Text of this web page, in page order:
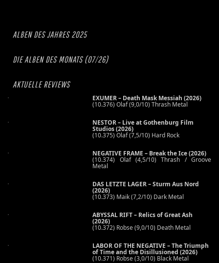
ALBEN DES JAHRES 2025
DIE ALBEN DES MONATS (07/26)
AKTUELLE REVIEWS
EXUMER – Death Mask Messiah (2026)
(10.376) Olaf (9,0/10) Thrash Metal
NESTOR – Live at Gothenburg Film
Studios (2026)
(10.375) Olaf (7,5/10) Hard Rock
NEGATIVE FRAME – Break the Ice (2026)
(10.374) Olaf (4,5/10) Thrash / Groove
Metal
DAS LETZTE LAGER – Sturm Aus Nord
(2026)
(10.373) Maik (7,2/10) Dark Metal
ABYSSAL RIFT – Relics of Great Ash
(2026)
(10.372) Robse (9,0/10) Death Metal
LABOR OF THE NEGATIVE – The Triumph
of Time and the Disillusioned (2026)
(10.371) Robse (3,0/10) Black Metal